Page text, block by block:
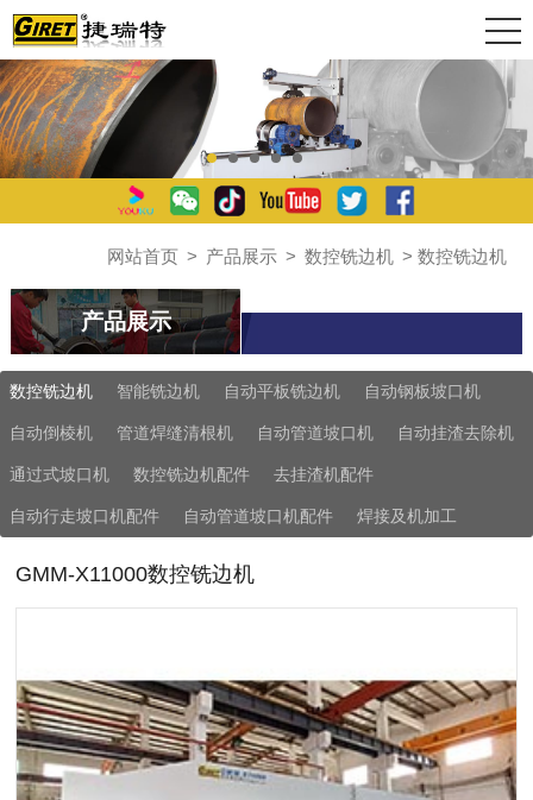
网站首页 > 产品展示 > 数控铣边机 > 数控铣边机
产品展示
数控铣边机 智能铣边机 自动平板铣边机 自动钢板坡口机
自动倒棱机 管道焊缝清根机 自动管道坡口机 自动挂渣去除机
通过式坡口机 数控铣边机配件 去挂渣机配件
自动行走坡口机配件 自动管道坡口机配件 焊接及机加工
GMM-X11000数控铣边机